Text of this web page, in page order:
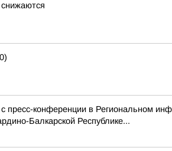
пресс-конференции в Региональном
Балкарской Республике...